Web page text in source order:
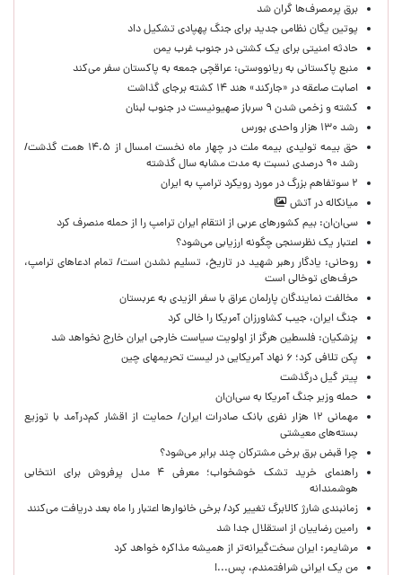
برق پرمصرف‌ها گران شد
پوتین یگان نظامی جدید برای جنگ پهپادی تشکیل داد
حادثه امنیتی برای یک کشتی در جنوب غرب یمن
منبع پاکستانی به ریانووستی: عراقچی جمعه به پاکستان سفر می‌کند
اصابت صاعقه در «جارکند» هند ۱۴ کشته برجای گذاشت
کشته و زخمی شدن ۹ سرباز صهیونیست در جنوب لبنان
رشد ۱۳۰ هزار واحدی بورس
حق بیمه تولیدی بیمه ملت در چهار ماه نخست امسال از ۱۴.۵ همت گذشت/
رشد ۹۰ درصدی نسبت به مدت مشابه سال گذشته
۲ سوتفاهم بزرگ در مورد رویکرد ترامپ به ایران
میانکاله در آتش
سی‌ان‌ان: بیم کشورهای عربی از انتقام ایران ترامپ را از حمله منصرف کرد
اعتبار یک نظرسنجی چگونه ارزیابی می‌شود؟
روحانی: یادگار رهبر شهید در تاریخ، تسلیم نشدن است/ تمام ادعاهای ترامپ،
حرف‌های توخالی است
مخالفت نمایندگان پارلمان عراق با سفر الزیدی به عربستان
جنگ ایران، جیب کشاورزان آمریکا را خالی کرد
پزشکیان: فلسطین هرگز از اولویت سیاست خارجی ایران خارج نخواهد شد
پکن تلافی کرد؛ ۶ نهاد آمریکایی در لیست تحریمهای چین
پیتر گیل درگذشت
حمله وزیر جنگ آمریکا به سی‌ان‌ان
مهمانی ۱۲ هزار نفری بانک صادرات ایران/ حمایت از اقشار کم‌درآمد با توزیع
بسته‌های معیشتی
چرا قبض برق برخی مشترکان چند برابر می‌شود؟
راهنمای خرید تشک خوشخواب؛ معرفی ۴ مدل پرفروش برای انتخابی
هوشمندانه
زمانبندی شارژ کالابرگ تغییر کرد/ برخی خانوارها اعتبار را ماه بعد دریافت می‌کنند
رامین رضاییان از استقلال جدا شد
مرشایمر: ایران سخت‌گیرانه‌تر از همیشه مذاکره خواهد کرد
من یک ایرانی شرافتمندم، پس...!